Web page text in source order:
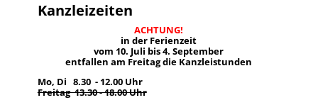
Kanzleizeiten
ACHTUNG!
in der Ferienzeit
vom 10. Juli bis 4. September
entfallen am Freitag die Kanzleistunden
Mo, Di 8.30 - 12.00 Uhr
Freitag 13.30 - 18.00 Uhr